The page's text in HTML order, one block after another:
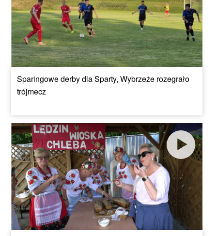
Sparingowe derby dla Sparty, Wybrzeże rozegrało
trójmecz